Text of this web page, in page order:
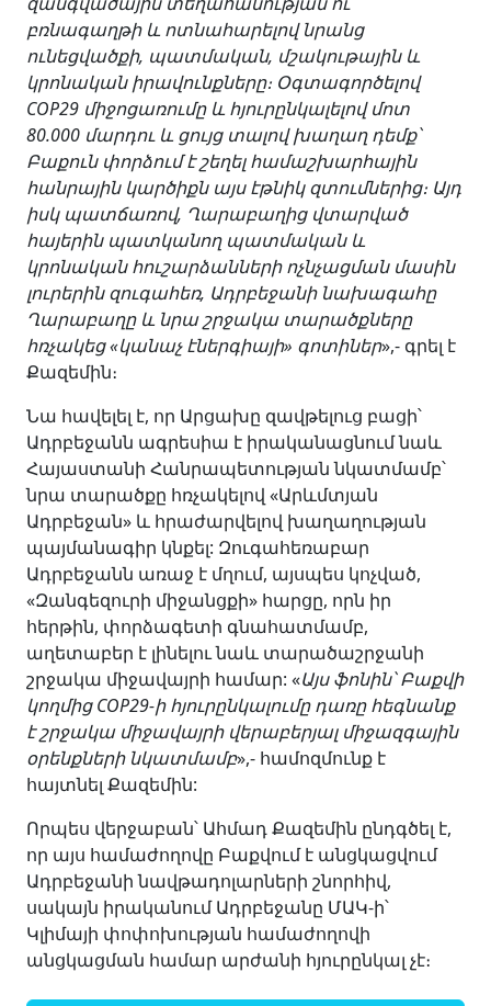
բռնագաղթի և ոտնահարելով նրանց
ունեցվածքի, պատմական, մշակութային և
կրոնական իրավունքները։ Օգտագործելով
COP29 միջոցառումը և հյուրընկալելով մոտ
80.000 մարդու և ցույց տալով խաղաղ դեմք՝
Բաքուն փորձում է շեղել համաշխարհային
հանրային կարծիքն այս էթնիկ զտումներից։ Այդ
իսկ պատճառով, Ղարաբաղից վտարված
հայերին պատկանող պատմական և
կրոնական հուշարձանների ոչնչացման մասին
լուրերին զուգահեռ, Ադրբեջանի նախագահը
Ղարաբաղը և նրա շրջակա տարածքները
հռչակեց «կանաչ էներգիայի» գոտիներ»,- գրել է
Քազեմին։
Նա հավելել է, որ Արցախը զավթելուց բացի՝
Ադրբեջանն ագրեսիա է իրականացնում նաև
Հայաստանի Հանրապետության նկատմամբ՝
նրա տարածքը հռչակելով «Արևմտյան
Ադրբեջան» և հրաժարվելով խաղաղության
պայմանագիր կնքել: Զուգահեռաբար
Ադրբեջանն առաջ է մղում, այսպես կոչված,
«Զանգեզուրի միջանցքի» հարցը, որն իր
հերթին, փորձագետի գնահատմամբ,
աղետաբեր է լինելու նաև տարածաշրջանի
շրջակա միջավայրի համար: «Այս ֆոնին՝ Բաքվի
կողմից COP29-ի հյուրընկալումը դառը հեգնանք
է շրջակա միջավայրի վերաբերյալ միջազգային
օրենքների նկատմամբ»,- համոզմունք է
հայտնել Քազեմին:
Որպես վերջաբան՝ Ահմադ Քազեմին ընդգծել է,
որ այս համաժողովը Բաքվում է անցկացվում
Ադրբեջանի նավթադոլարների շնորհիվ,
սակայն իրականում Ադրբեջանը ՄԱԿ-ի՝
Կլիմայի փոփոխության համաժողովի
անցկացման համար արժանի հյուրընկալ չէ։